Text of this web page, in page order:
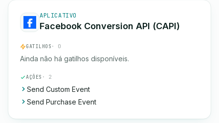
APLICATIVO
Facebook Conversion API (CAPI)
GATILHOS · 0
Ainda não há gatilhos disponíveis.
AÇÕES · 2
Send Custom Event
Send Purchase Event